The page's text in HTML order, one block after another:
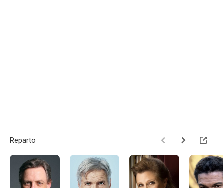
Reparto